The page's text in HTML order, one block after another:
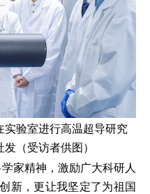
实验室进行高温超导研究
发（受访者供图）
家精神，激励广大科研人
新，更让我坚定了为祖国